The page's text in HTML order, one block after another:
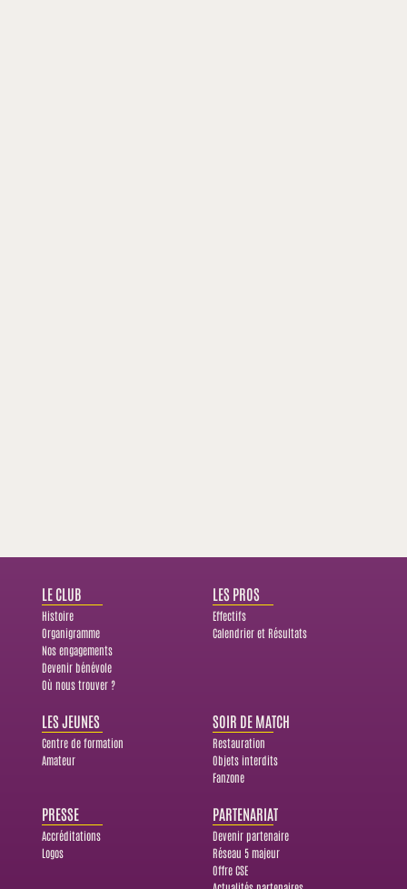
LE CLUB
Histoire
Organigramme
Nos engagements
Devenir bénévole
Où nous trouver ?
LES PROS
Effectifs
Calendrier et Résultats
LES JEUNES
Centre de formation
Amateur
SOIR DE MATCH
Restauration
Objets interdits
Fanzone
PRESSE
Accréditations
Logos
PARTENARIAT
Devenir partenaire
Réseau 5 majeur
Offre CSE